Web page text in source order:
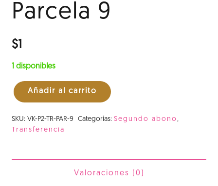
Parcela 9
$1
1 disponibles
Pago
TR
Añadir al carrito
SKU: VK-P2-TR-PAR-9 Categorías: Segundo abono,
Transferencia
Valoraciones (0)